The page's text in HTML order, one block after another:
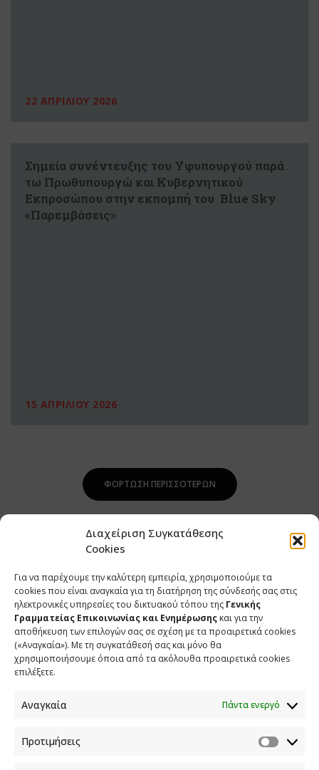
Διαχείριση Συγκατάθεσης
Cookies
Για να παρέχουμε την καλύτερη εμπειρία, χρησιμοποιούμε τα
cookies που είναι αναγκαία για τη διατήρηση της σύνδεσής σας στις
ηλεκτρονικές υπηρεσίες του δικτυακού τόπου της Γενικής
Γραμματείας Επικοινωνίας και Ενημέρωσης και για την
αποθήκευση των επιλογών σας σε σχέση με τα προαιρετικά cookies
(«Αναγκαία»). Με τη συγκατάθεσή σας και μόνο θα
χρησιμοποιήσουμε όποια από τα ακόλουθα προαιρετικά cookies
επιλέξετε.
Αναγκαία Πάντα ενεργό
Προτιμήσεις
22 ΑΠΡΙΛΙΟΥ 2026
Σημεία συνέντευξης του Υφυπουργού παρά
τω Πρωθυπουργώ και Κυβερνητικού
Εκπροσώπου στην εκπομπή του Blue Sky
«Παρεμβάσεις»
15 ΑΠΡΙΛΙΟΥ 2026
ΦΌΡΤΩΣΗ ΠΕΡΙΣΣΌΤΕΡΩΝ
ΕΠΙΚΟΙΝΩΝΙΑ
Φραγκούδη 11 & Αλεξάνδρου Πάντου
info.media@media.gov.gr